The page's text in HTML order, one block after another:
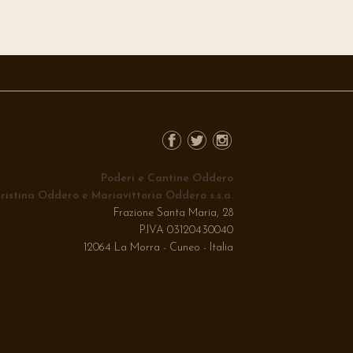
Poderi e Cantine Oddero
Oddero e Mariavittoria Oddero s.s.a.
Frazione Santa Maria, 28
P.IVA 03120430040
12064 La Morra - Cuneo - Italia